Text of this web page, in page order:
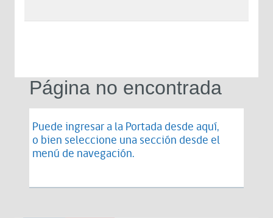
Página no encontrada
Puede ingresar a la Portada desde aquí,
o bien seleccione una sección desde el
menú de navegación.